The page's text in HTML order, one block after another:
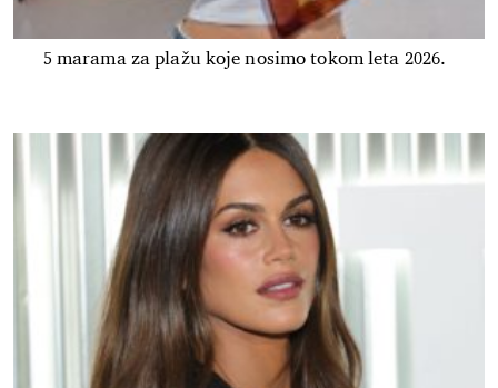
5 marama za plažu koje nosimo tokom leta 2026.